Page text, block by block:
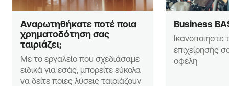
Αναρωτηθήκατε ποτέ ποια
χρηματοδότηση σας
ταιριάζει;
Με το εργαλείο που σχεδιάσαμε
ειδικά για εσάς, μπορείτε εύκολα
να δείτε ποιες λύσεις ταιριάζουν
Business
Ικανοποιήστε
επιχείρησής
οφέλη